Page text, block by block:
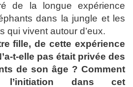
de la longue expérience
dans la jungle et les
qui vivent autour d’eux.
fille, de cette expérience
t-elle pas était privée des
de son âge ? Comment
l’initiation dans cet